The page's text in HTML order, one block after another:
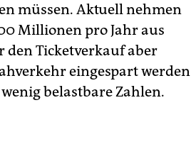
müssen. Aktuell nehmen
Millionen pro Jahr aus
den Ticketverkauf aber
eingespart werden
belastbare Zahlen.